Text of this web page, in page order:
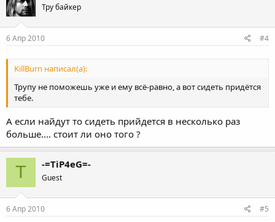
Тру байкер
6 Апр 2010 #4
KillBurn написал(а):
Трупу не поможешь уже и ему всё-равно, а вот сидеть придётся
тебе.
А если найдут то сидеть прийдется в несколько раз
больше.... стоит ли оно того ?
T -=TiP4eG=-
Guest
6 Апр 2010 #5